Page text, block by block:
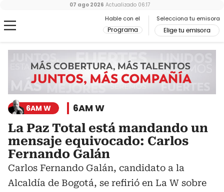
Hable con el
Programa
Selecciona tu emisora
Elige tu emisora
07 ago 2026 Actualizado 06:17
6AM W 6AM W
La Paz Total está mandando un
mensaje equivocado: Carlos
Fernando Galán
Carlos Fernando Galán, candidato a la
Alcaldía de Bogotá, se refirió en La W sobre